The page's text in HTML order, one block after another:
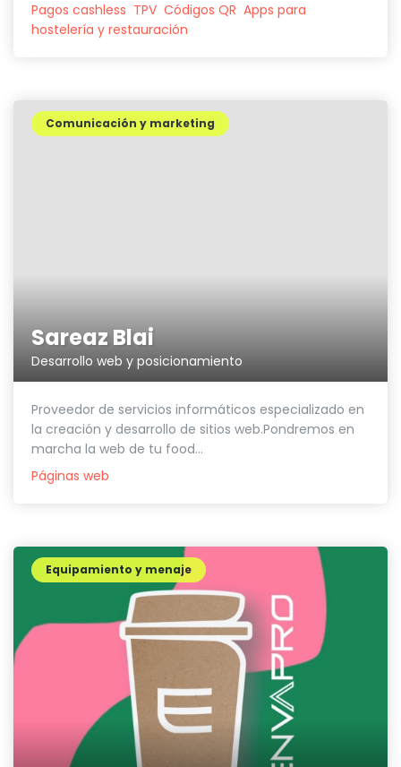
Pagos cashless TPV Códigos QR Apps para
hostelería y restauración
Sareaz Blai
Desarrollo web y posicionamiento
Comunicación y marketing
Proveedor de servicios informáticos especializado en
la creación y desarrollo de sitios web.Pondremos en
marcha la web de tu food...
Páginas web
Equipamiento y menaje